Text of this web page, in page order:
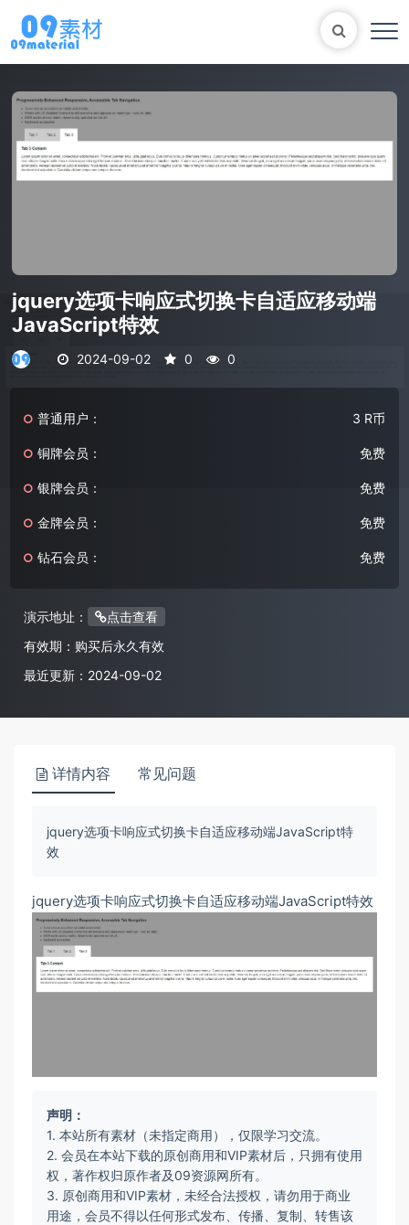
Bootstrap 表单 尼尔机械纪元 轮播
大理石 植物
jquery选项卡响应式切换卡自适应移动端
JavaScript特效
2024-09-02 0 0
普通用户： 3 R币
铜牌会员： 免费
银牌会员： 免费
金牌会员： 免费
钻石会员： 免费
演示地址：
点击查看
有效期： 购买后永久有效
最近更新： 2024-09-02
详情内容 常见问题
jquery选项卡响应式切换卡自适应移动端JavaScript特
效
jquery选项卡响应式切换卡自适应移动端JavaScript特效
声明：
1. 本站所有素材（未指定商用），仅限学习交流。
2. 会员在本站下载的原创商用和VIP素材后，只拥有使用
权，著作权归原作者及09资源网所有。
3. 原创商用和VIP素材，未经合法授权，请勿用于商业
用途，会员不得以任何形式发布、传播、复制、转售该